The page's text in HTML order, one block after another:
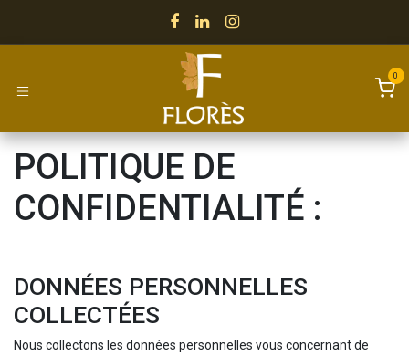
0
POLITIQUE DE
CONFIDENTIALITÉ :
DONNÉES PERSONNELLES
COLLECTÉES
Nous collectons les données personnelles vous concernant de